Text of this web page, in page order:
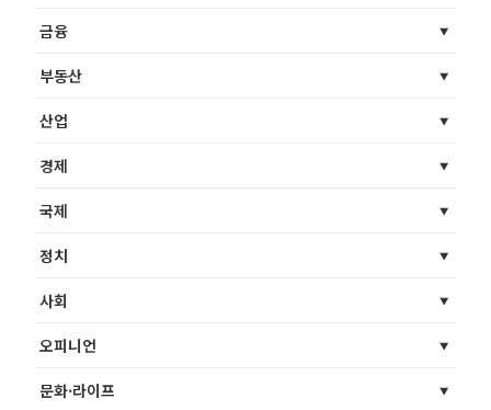
금융
부동산
산업
경제
국제
정치
사회
오피니언
문화·라이프